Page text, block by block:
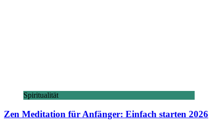
Spiritualität
Zen Meditation für Anfänger: Einfach starten 2026